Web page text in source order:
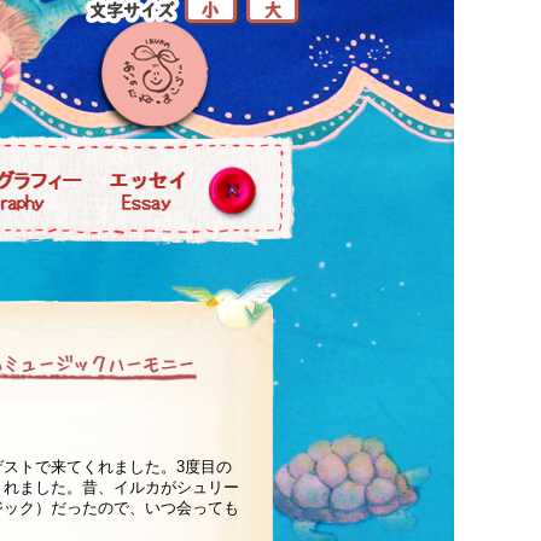
トで来てくれました。3度目の
ました。昔、イルカがシュリー
ク）だったので、いつ会っても